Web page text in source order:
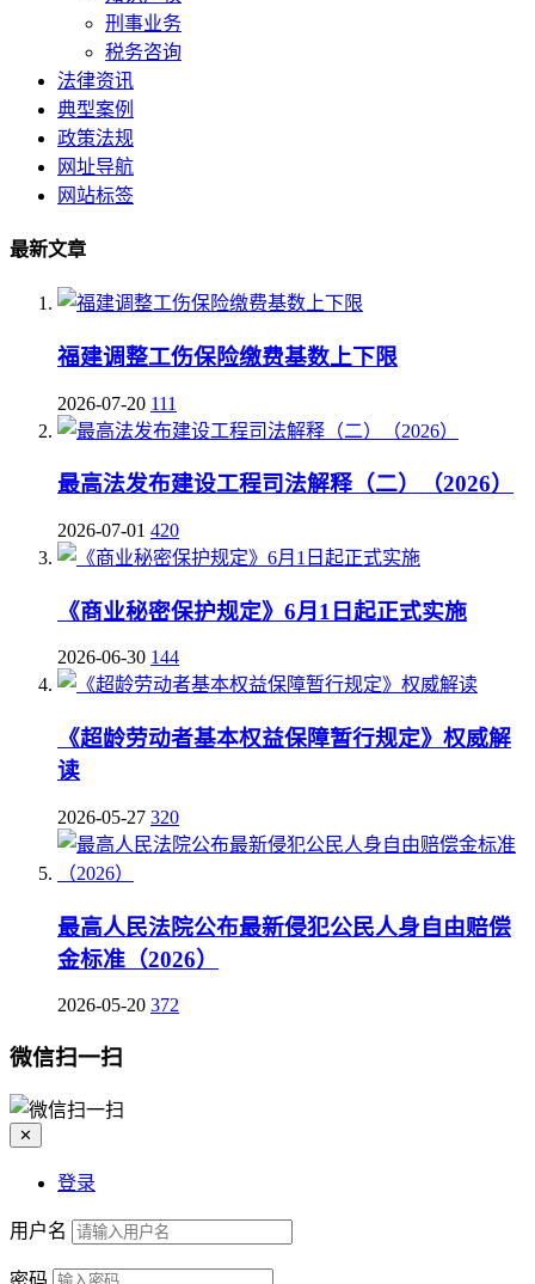
刑事业务
税务咨询
法律资讯
典型案例
政策法规
网址导航
网站标签
最新文章
福建调整工伤保险缴费基数上下限
2026-07-20 111
最高法发布建设工程司法解释（二）（2026）
2026-07-01 420
《商业秘密保护规定》6月1日起正式实施
2026-06-30 144
《超龄劳动者基本权益保障暂行规定》权威解
读
2026-05-27 320
最高人民法院公布最新侵犯公民人身自由赔偿
金标准（2026）
2026-05-20 372
微信扫一扫
✕
登录
用户名
密码